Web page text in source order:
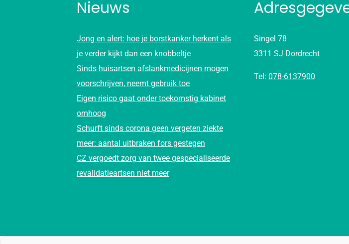
Nieuws
Jong en alert: hoe je borstkanker herkent als
je verder kijkt dan een knobbeltje
Sinds huisartsen afslankmedicijnen mogen
voorschrijven, neemt gebruik toe
Eigen risico gaat onder toekomstig kabinet
omhoog
Schurft sinds corona geen vergeten ziekte
meer: aantal uitbraken fors gestegen
CZ vergoedt zorg van twee gespecialiseerde
revalidatieartsen niet meer
Singel 78
3311 SJ Dordrecht
Tel: 078-6137900